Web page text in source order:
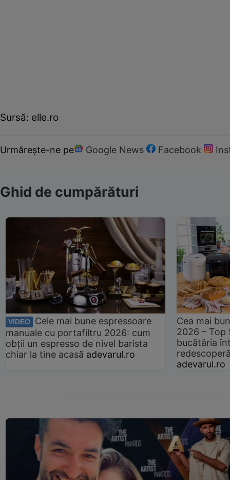
Sursă: elle.ro
Urmărește-ne pe Google News Facebook
Ghid de cumpărături
VIDEO
Cele mai bune espressoare
manuale cu portafiltru 2026: cum
obții un espresso de nivel barista
chiar la tine acasă adevarul.ro
Cea mai
2026 –
bucătăria
adevarul.ro